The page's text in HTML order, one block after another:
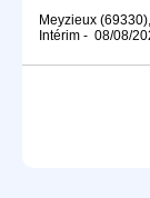
Meyzieux
Intérim - 08/08/